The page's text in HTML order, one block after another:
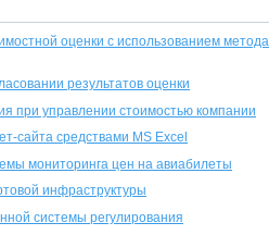
оценки с использованием метода
результатов оценки
при управлении стоимостью компании
сайта средствами MS Excel
мониторинга цен на авиабилеты
инфраструктуры
системы регулирования